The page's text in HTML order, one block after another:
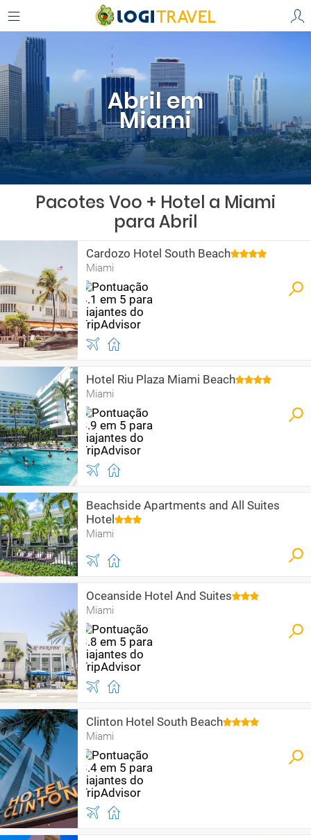
Abril em
Miami
Pacotes Voo + Hotel a Miami
para Abril
Cardozo Hotel South Beach
Miami
Hotel Riu Plaza Miami Beach
Miami
Beachside Apartments and All Suites
Hotel
Miami
Oceanside Hotel And Suites
Miami
Clinton Hotel South Beach
Miami